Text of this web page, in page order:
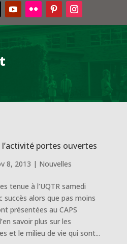
portes ouvertes
8, 2013 | Nouvelles
tenue à l’UQTR samedi
succès alors que pas moins
présentées au CAPS
savoir plus sur les
et le milieu de vie qui sont...